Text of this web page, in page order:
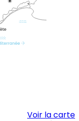
Voir la carte